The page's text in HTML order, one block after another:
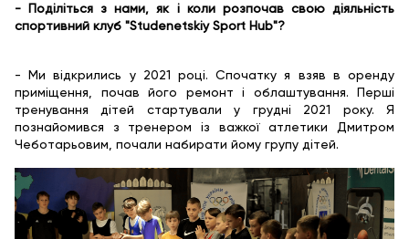
- Поділіться з нами, як і коли розпочав свою діяльність
спортивний клуб "Studenetskiy Sport Hub"?
- Ми відкрились у 2021 році. Спочатку я взяв в оренду
приміщення, почав його ремонт і облаштування. Перші
тренування дітей стартували у грудні 2021 року. Я
познайомився з тренером із важкої атлетики Дмитром
Чеботарьовим, почали набирати йому групу дітей.